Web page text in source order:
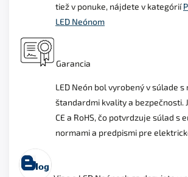
tiež v ponuke, nájdete v kategórií
LED Neónom
Garancia
LED Neón bol vyrobený v súlade s
štandardmi kvality a bezpečnosti.
CE a RoHS, čo potvrdzuje súlad s
normami a predpismi pre